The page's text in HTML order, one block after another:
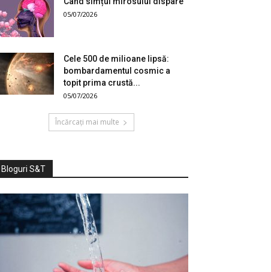
05/07/2026
Cele 500 de milioane lipsă:
bombardamentul cosmic a
topit prima crustă...
05/07/2026
Încărcați mai multe
Bloguri S&T